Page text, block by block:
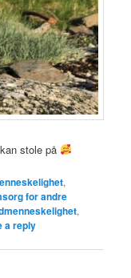
stole på
,
for andre
,
a reply